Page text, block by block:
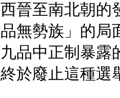
西晉至南北朝的
品無勢族」的局
九品中正制暴露
終於廢止這種選